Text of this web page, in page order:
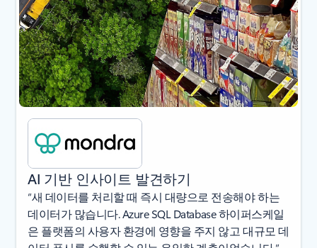
AI 기반 인사이트 발견하기
“새 데이터를 처리할 때 즉시 대량으로 전송해야 하는
데이터가 많습니다. Azure SQL Database 하이퍼스케일
은 플랫폼의 사용자 환경에 영향을 주지 않고 대규모 데